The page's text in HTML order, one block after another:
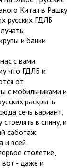
Китая в Рашку
русских ГДЛБ
и банки
с вами
что ГДЛБ и
от
с мобильниками и
раскрыть
сечь вариант,
в спину, и
саботаж
и всей
столетие,
вот - даже и